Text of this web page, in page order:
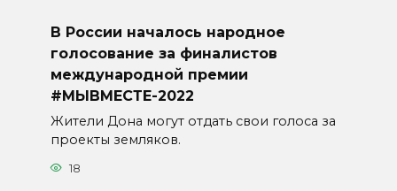
В России началось народное
голосование за финалистов
международной премии
#МЫВМЕСТЕ-2022
Жители Дона могут отдать свои голоса за
проекты земляков.
18